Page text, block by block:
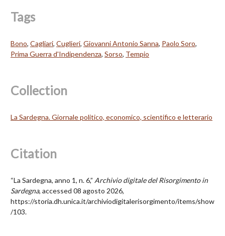
Tags
Bono, Cagliari, Cuglieri, Giovanni Antonio Sanna, Paolo Soro,
Prima Guerra d'Indipendenza, Sorso, Tempio
Collection
La Sardegna. Giornale politico, economico, scientifico e letterario
Citation
“La Sardegna, anno 1, n. 6,” Archivio digitale del Risorgimento in
Sardegna, accessed 08 agosto 2026,
https://storia.dh.unica.it/archiviodigitalerisorgimento/items/show
/103.